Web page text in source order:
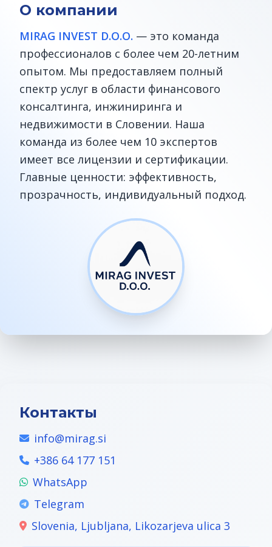
О компании
MIRAG INVEST D.O.O. — это команда
профессионалов с более чем 20-летним
опытом. Мы предоставляем полный
спектр услуг в области финансового
консалтинга, инжиниринга и
недвижимости в Словении. Наша
команда из более чем 10 экспертов
имеет все лицензии и сертификации.
Главные ценности: эффективность,
прозрачность, индивидуальный подход.
Контакты
info@mirag.si
+386 64 177 151
WhatsApp
Telegram
Slovenia, Ljubljana, Likozarjeva ulica 3